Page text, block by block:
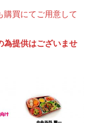
購買にてご用意して
為提供はございませ